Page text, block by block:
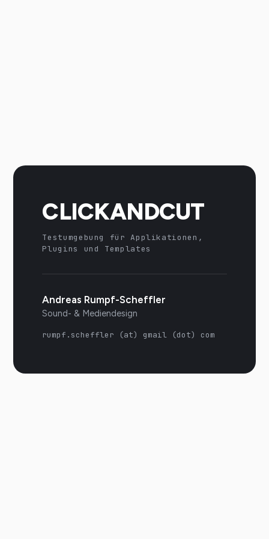
CLICKANDCUT
Testumgebung für Applikationen,
Plugins und Templates
Andreas Rumpf-Scheffler
Sound- & Mediendesign
rumpf.scheffler (at) gmail (dot) com